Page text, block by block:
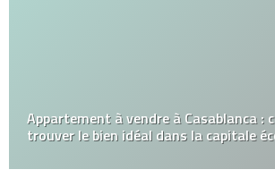
Appartement à vendre à Casablanca :
trouver le bien idéal dans la capitale